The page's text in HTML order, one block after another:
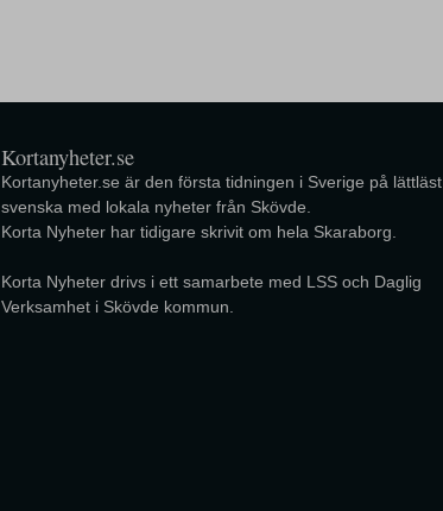
Kortanyheter.se
Kortanyheter.se är den första tidningen i Sverige på lättläst
svenska med lokala nyheter från Skövde.
Korta Nyheter har tidigare skrivit om hela Skaraborg.
Korta Nyheter drivs i ett samarbete med LSS och Daglig
Verksamhet i Skövde kommun.